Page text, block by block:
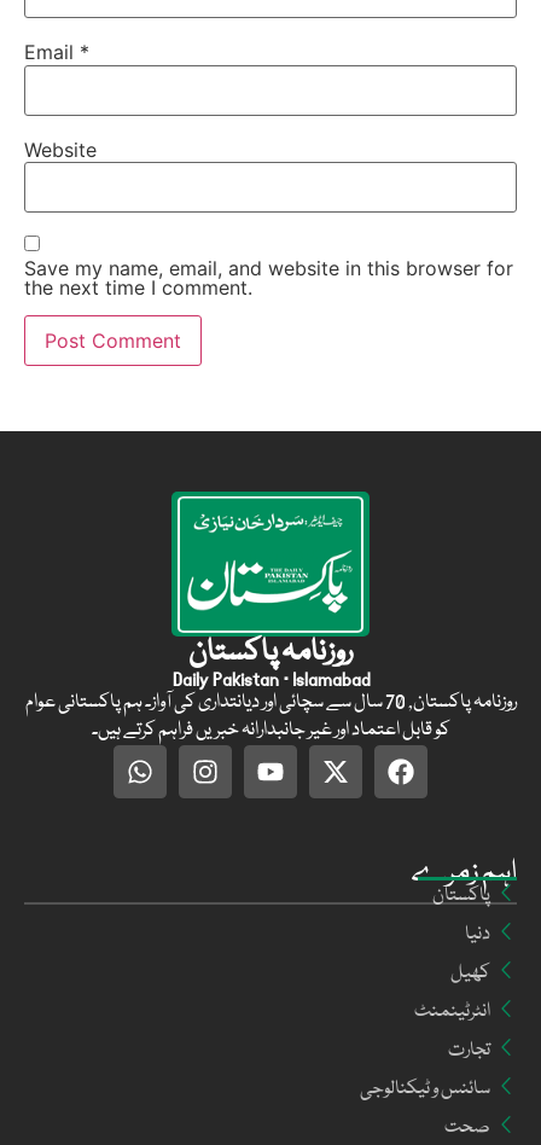
Email *
Website
Save my name, email, and website in this browser for
the next time I comment.
اہم زمرے
پاکستان
دنیا
کھیل
انٹرٹینمنٹ
تجارت
سائنس و ٹیکنالوجی
صحت
روزنامہ پاکستان
Daily Pakistan · Islamabad
روزنامہ پاکستان, 70 سال سے سچائی اور دیانتداری کی آواز۔ ہم پاکستانی عوام
کو قابل اعتماد اور غیر جانبدارانہ خبریں فراہم کرتے ہیں۔